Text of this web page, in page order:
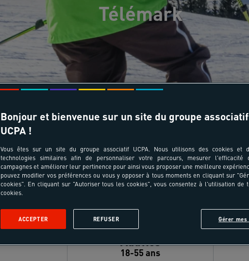
Télémark
Adultes
18-55 ans
Bonjour et bienvenue sur un site du groupe associatif
UCPA !
Vous êtes sur un site du groupe associatif UCPA. Nous utilisons des cookies et
technologies similaires afin de personnaliser votre parcours, mesurer l'efficacité
campagnes et améliorer leur pertinence pour ainsi vous proposer une meilleure
pouvez modifier vos préférences ou vous y opposer à tous moments en cliquant sur
cookies". En cliquant sur "Autoriser tous les cookies", vous consentez à l'utilisation de
cookies.
Gérer mes
REFUSER
ACCEPTER